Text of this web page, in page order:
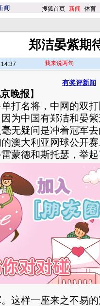
搜狐首页-新闻 -体育-
郑洁晏紫期
我来说两句
有奖评新闻
晚报】
名将，中网的双打
为中国有郑洁和晏
无疑问是冲着冠军
大利亚网球公开赛
蒙德和斯托瑟，举
这样一座来之不易